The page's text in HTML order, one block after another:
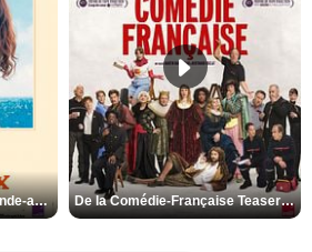
Les Matins merveilleux Bande-annonce VF De la Comédie-Française Teaser VF